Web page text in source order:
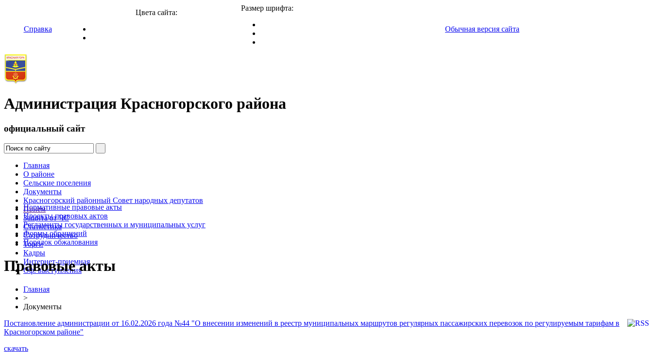
Справка
Цвета сайта:
Размер шрифта:
Обычная версия сайта
Администрация Красногорского района
официальный сайт
Главная
О районе
Сельские поселения
Документы
Красногорский районный Совет народных депутатов
Прием
Защита от ЧС
Статистика
Сотрудничество
Торги
Кадры
Интернет-приемная
Оф. выступления
Нормативные правовые акты
Проекты правовых актов
Регламенты государственных и муниципальных услуг
Формы обращений
Порядок обжалования
Правовые акты
Главная
>
Документы
Постановление администрации от 16.02.2026 года №44 "О внесении изменений в реестр муниципальных маршрутов регулярных пассажирских перевозок по регулируемым тарифам в
Красногорском районе"
скачать